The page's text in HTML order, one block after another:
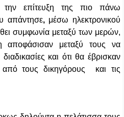
την επίτευξη της πιο πάνω
απάντησε,μέσω ηλεκτρονικού
συμφωνία μεταξύ των μερών,
αποφάσισαν μεταξύ τους να
και ότι θα έβρισκαν
τους δικηγόρους και τις